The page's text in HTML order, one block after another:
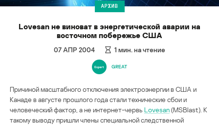
АРХИВ
Lovesan не виноват в энергетической аварии на
восточном побережье США
07 АПР 2004 1 мин. на чтение
GREAT
Причиной масштабного отключения электроэнергии в США и
Канаде в августе прошлого года стали технические сбои и
человеческий фактор, а не интернет-червь Lovesan(MSBlast). К
такому выводу пришли члены специальной следственной